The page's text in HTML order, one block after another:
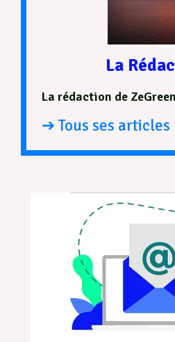
La
La rédaction de
➔ Tous ses articles